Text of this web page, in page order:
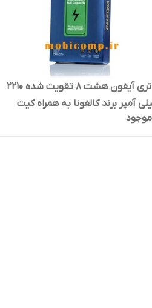
باتری آیفون هشت 8 تقویت شده 2210
آمپر برند کالفونا به همراه کیت
آسان و چسب فابریک